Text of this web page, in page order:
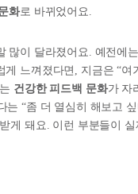
화로 바뀌었어요.
많이 달라졌어요. 예전에
게 느껴졌다면, 지금은 “여
건강한 피드백 문화가 자
는 “좀 더 열심히 해보고
게 돼요. 이런 부분들이